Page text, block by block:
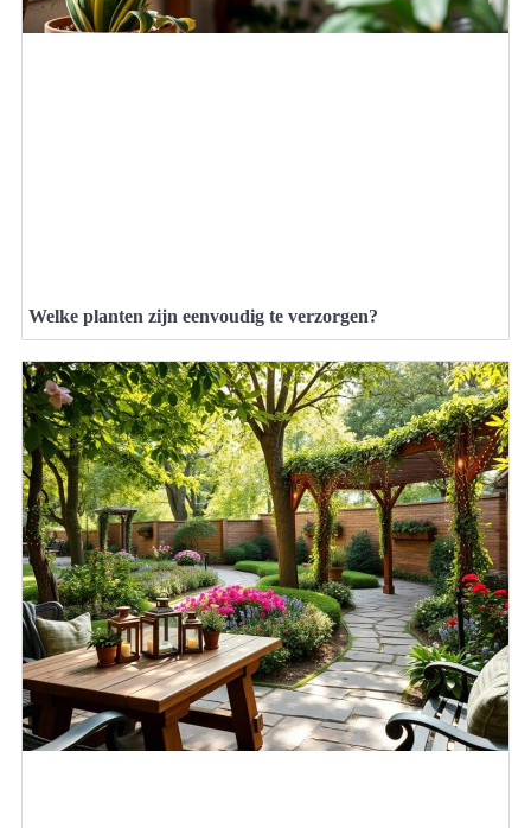
Welke planten zijn eenvoudig te verzorgen?